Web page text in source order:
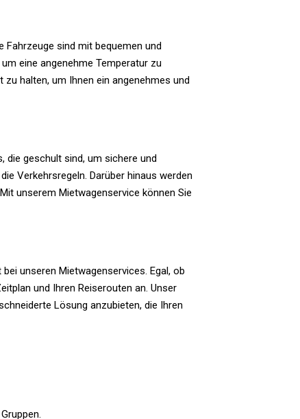
Fahrzeuge sind mit bequemen und
eine angenehme Temperatur zu
halten, um Ihnen ein angenehmes und
die geschult sind, um sichere und
Verkehrsregeln. Darüber hinaus werden
unserem Mietwagenservice können Sie
unseren Mietwagenservices. Egal, ob
und Ihren Reiserouten an. Unser
Lösung anzubieten, die Ihren